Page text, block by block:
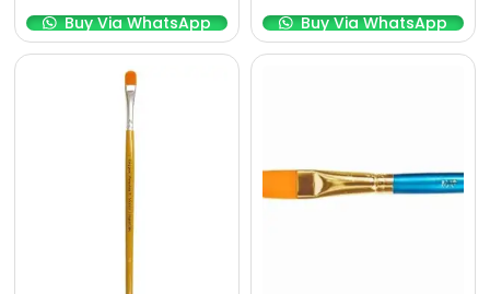
Buy Via WhatsApp
Buy Via WhatsApp